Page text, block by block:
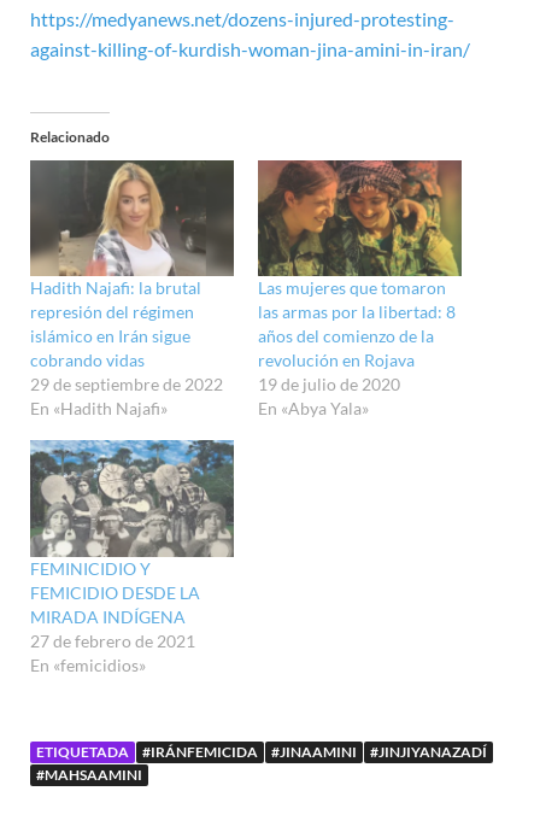
https://medyanews.net/dozens-injured-protesting-
against-killing-of-kurdish-woman-jina-amini-in-iran/
Relacionado
Hadith Najafi: la brutal
represión del régimen
islámico en Irán sigue
cobrando vidas
29 de septiembre de 2022
En «Hadith Najafi»
Las mujeres que tomaron
las armas por la libertad: 8
años del comienzo de la
revolución en Rojava
19 de julio de 2020
En «Abya Yala»
FEMINICIDIO Y
FEMICIDIO DESDE LA
MIRADA INDÍGENA
27 de febrero de 2021
En «femicidios»
ETIQUETADA #IRÁNFEMICIDA #JINAAMINI
#JINJIYANAZADÍ
#MAHSAAMINI